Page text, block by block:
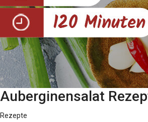
Auberginensalat
Rezepte